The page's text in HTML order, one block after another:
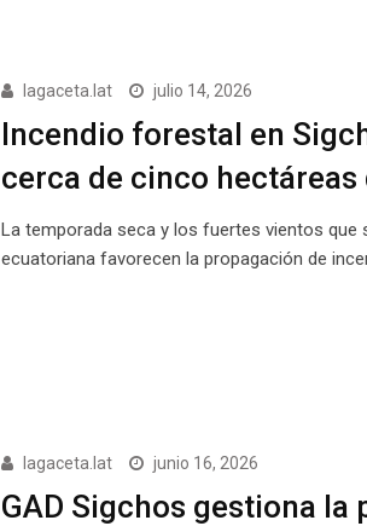
lagaceta.lat julio 14, 2026
Incendio forestal en
cerca de cinco hectáreas
La temporada seca y los fuertes vientos que
ecuatoriana favorecen la propagación de
lagaceta.lat junio 16, 2026
GAD Sigchos gestiona la